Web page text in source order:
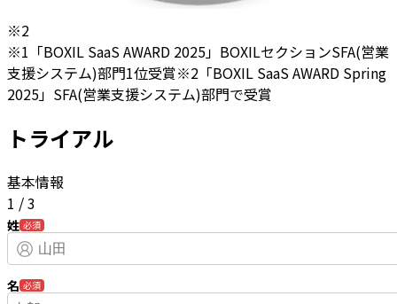
※2
※1「BOXIL SaaS AWARD 2025」BOXILセクションSFA(営業
支援システム)部門1位受賞※2「BOXIL SaaS AWARD Spring
2025」SFA(営業支援システム)部門で受賞
トライアル
基本情報
1 /3
姓 必須
名 必須